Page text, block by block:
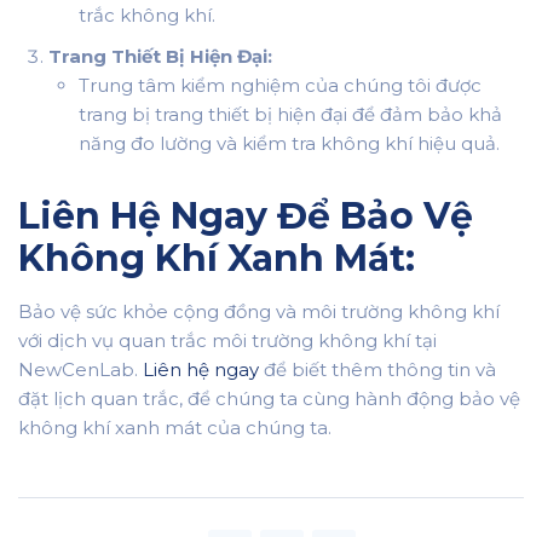
trắc không khí.
Trang Thiết Bị Hiện Đại:
Trung tâm kiểm nghiệm của chúng tôi được
trang bị trang thiết bị hiện đại để đảm bảo khả
năng đo lường và kiểm tra không khí hiệu quả.
Liên Hệ Ngay Để Bảo Vệ
Không Khí Xanh Mát:
Bảo vệ sức khỏe cộng đồng và môi trường không khí
với dịch vụ quan trắc môi trường không khí tại
NewCenLab. Liên hệ ngay để biết thêm thông tin và
đặt lịch quan trắc, để chúng ta cùng hành động bảo vệ
không khí xanh mát của chúng ta.